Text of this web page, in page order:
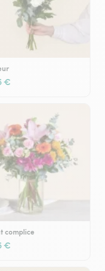
€
complice
€